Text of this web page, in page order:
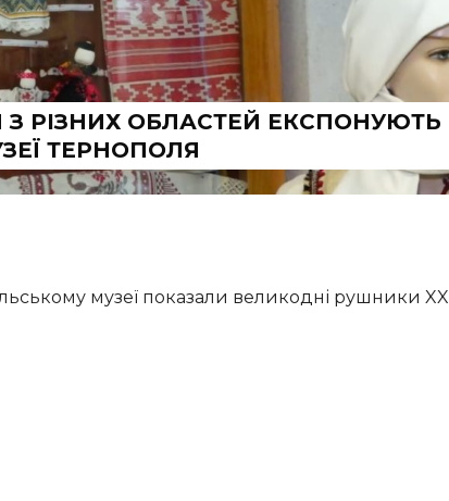
З РІЗНИХ ОБЛАСТЕЙ ЕКСПОНУЮТЬ
ТЕРНОПОЛЯ
музеї показали великодні рушники XX